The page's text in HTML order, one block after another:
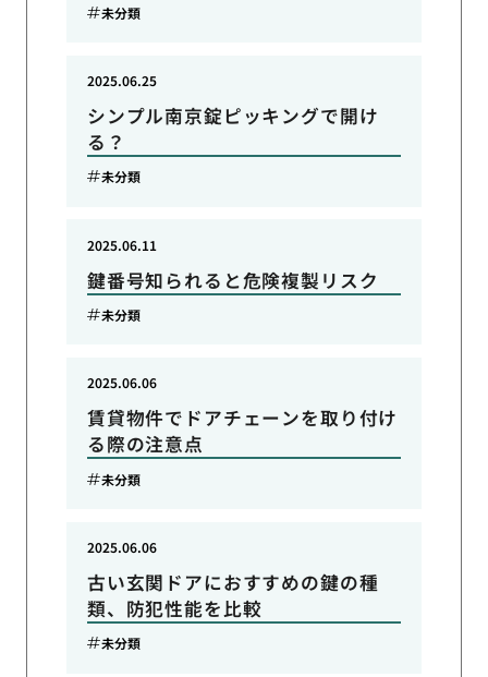
未分類
シンプル南京錠ピッキングで開け
る？
2025.06.25
未分類
鍵番号知られると危険複製リスク
2025.06.11
未分類
賃貸物件でドアチェーンを取り付け
る際の注意点
2025.06.06
未分類
古い玄関ドアにおすすめの鍵の種
類、防犯性能を比較
2025.06.06
未分類